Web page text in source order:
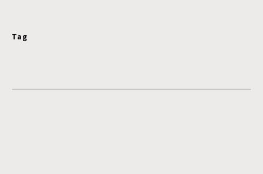
Tag